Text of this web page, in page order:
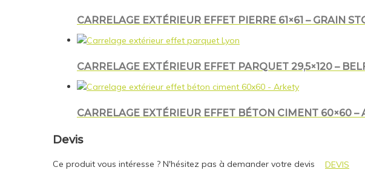
CARRELAGE EXTÉRIEUR EFFET PIERRE 61×61 – GRAIN
CARRELAGE EXTÉRIEUR EFFET PARQUET 29,5×120 –
CARRELAGE EXTÉRIEUR EFFET BÉTON CIMENT 60×60 –
Devis
Ce produit vous intéresse ? N'hésitez pas à demander votre devis DEVIS